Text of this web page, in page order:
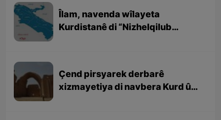
Îlam, navenda wîlayeta
Kurdistanê di “Nizhelqilub
Çend pirsyarek derbarê
xizmayetiya di navbera Kurd û